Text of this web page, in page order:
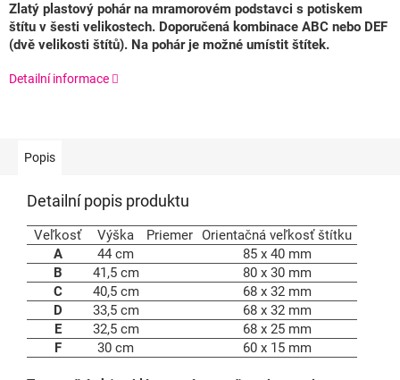
Zlatý plastový pohár na mramorovém podstavci s potiskem
štítu v šesti velikostech. Doporučená kombinace ABC nebo DEF
(dvě velikosti štítů). Na pohár je možné umístit štítek.
Detailní informace
Popis
Detailní popis produktu
Veľkosť Výška Priemer Orientačná veľkosť štítku
A
44 cm
85 x 40 mm
B
41,5 cm
80 x 30 mm
C
40,5 cm
68 x 32 mm
D
33,5 cm
68 x 32 mm
E
32,5 cm
68 x 25 mm
F
30 cm 60 x 15 mm